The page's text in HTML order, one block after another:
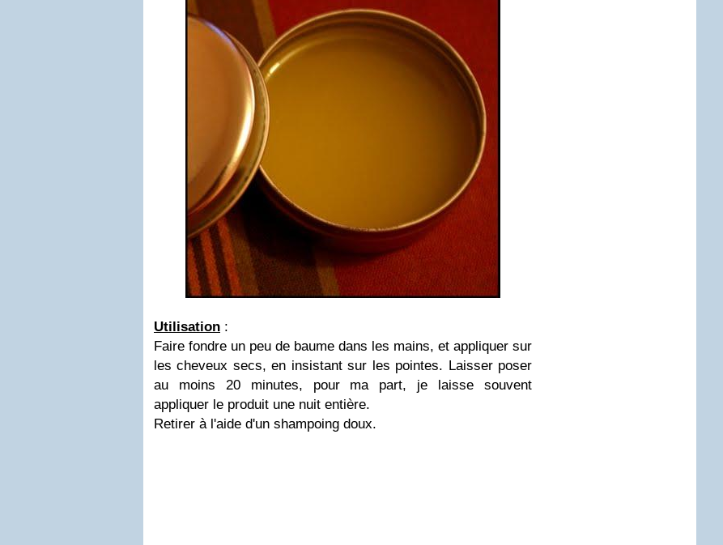
Utilisation :
Faire fondre un peu de baume dans les mains, et appliquer sur
les cheveux secs, en insistant sur les pointes. Laisser poser
au moins 20 minutes, pour ma part, je laisse souvent
appliquer le produit une nuit entière.
Retirer à l'aide d'un shampoing doux.